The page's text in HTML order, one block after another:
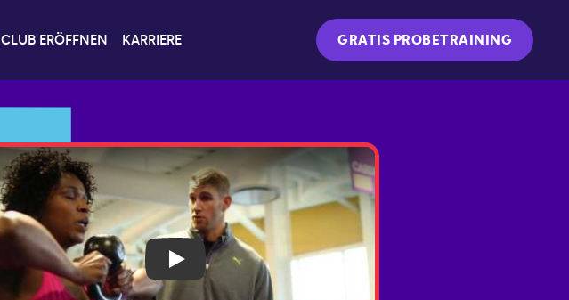
CLUB ERÖFFNEN KARRIERE GRATIS PROBETRAINING
Play